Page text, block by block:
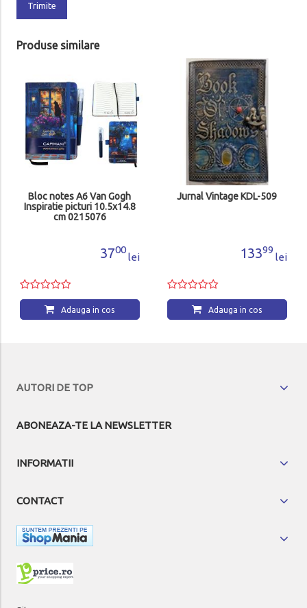
Trimite
Produse similare
Bloc notes A6 Van Gogh
Inspiratie picturi 10.5x14.8
cm 0215076
3700
lei
Adauga in cos
Jurnal Vintage KDL-509
13399
lei
Adauga in cos
AUTORI DE TOP
ABONEAZA-TE LA NEWSLETTER
INFORMATII
CONTACT